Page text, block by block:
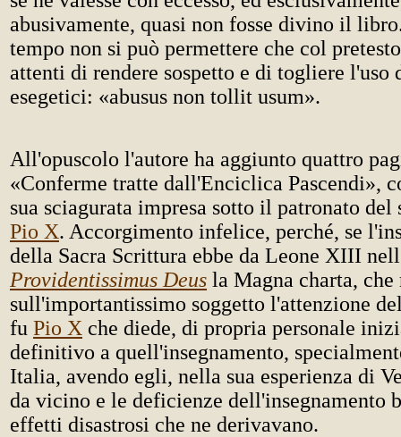
abusivamente, quasi non fosse divino il
tempo non si può permettere che col
attenti di rendere sospetto e di togliere
esegetici: «abusus non tollit usum».
All'opuscolo l'autore ha aggiunto quattro
«Conferme tratte dall'Enciclica Pascendi»,
sua sciagurata impresa sotto il patronato del
Pio X. Accorgimento infelice, perché, se
della Sacra Scrittura ebbe da Leone XIII
Providentissimus Deus la Magna charta,
sull'importantissimo soggetto l'attenzione
fu Pio X che diede, di propria personale
definitivo a quell'insegnamento,
Italia, avendo egli, nella sua esperienza di
da vicino e le deficienze dell'insegnamento
effetti disastrosi che ne derivavano.